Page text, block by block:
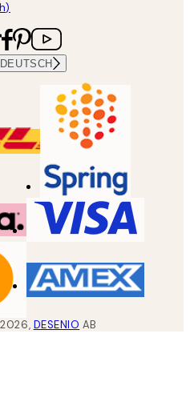
DEUTSCH
2026, DESENIO AB